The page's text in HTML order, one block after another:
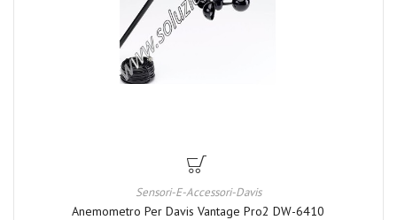
Sensori-E-Accessori-Davis
Anemometro Per Davis Vantage Pro2 DW-6410